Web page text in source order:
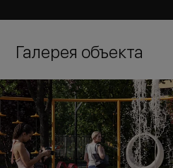
Галерея объекта